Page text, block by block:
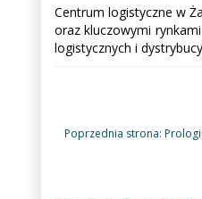
Centrum logistyczne w
oraz kluczowymi
logistycznych i
Poprzednia strona: